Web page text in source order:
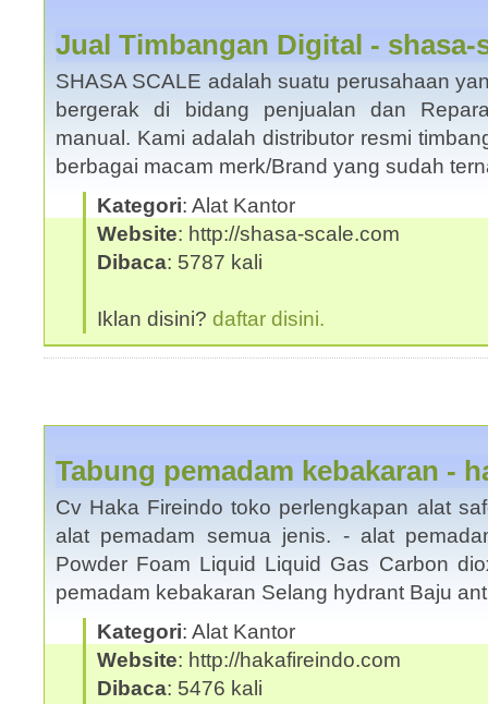
Jual Timbangan Digital - shasa-
SHASA SCALE adalah suatu perusahaan
bergerak di bidang penjualan dan
manual. Kami adalah distributor resmi
berbagai macam merk/Brand yang sudah
Kategori: Alat Kantor
Website: http://shasa-scale.com
Dibaca: 5787 kali
Iklan disini? daftar disini.
Tabung pemadam kebakaran -
Cv Haka Fireindo toko perlengkapan alat
alat pemadam semua jenis. - alat
Powder Foam Liquid Liquid Gas Carbon
pemadam kebakaran Selang hydrant Baju
Kategori: Alat Kantor
Website: http://hakafireindo.com
Dibaca: 5476 kali